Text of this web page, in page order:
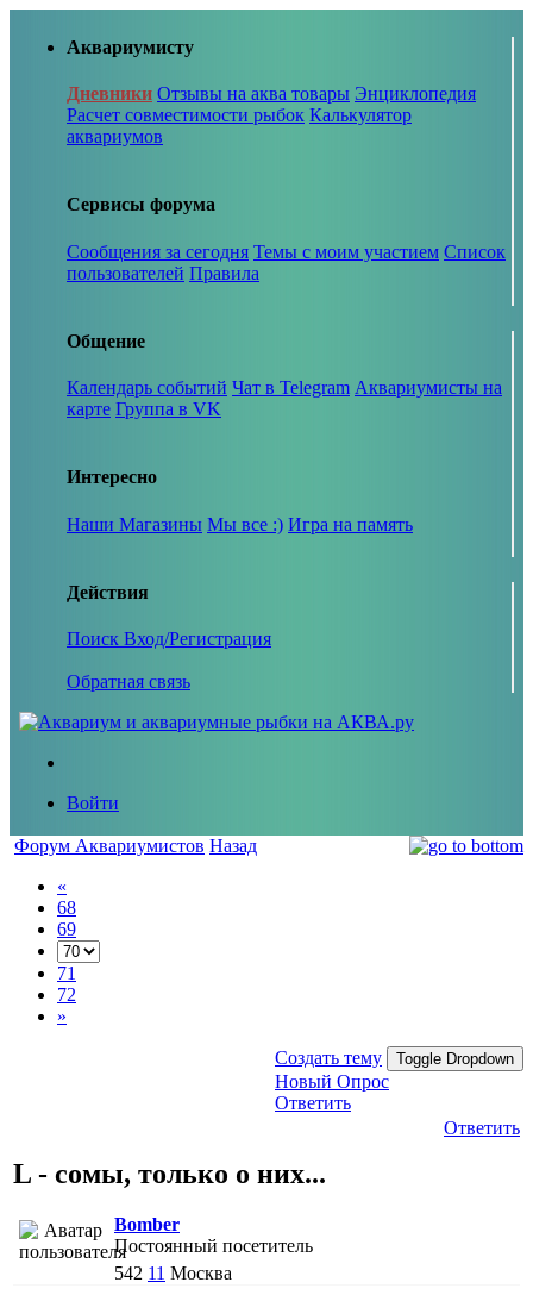
Аквариумисту
Дневники Отзывы на аква товары Энциклопедия
Расчет совместимости рыбок Калькулятор
аквариумов
Сервисы форума
Сообщения за сегодня Темы с моим участием Список
пользователей Правила
Общение
Календарь событий Чат в Telegram Аквариумисты на
карте Группа в VK
Интересно
Наши Магазины Мы все :) Игра на память
Действия
Поиск Вход/Регистрация
Обратная связь
Войти
Форум Аквариумистов Назад
«
68
69
71
72
»
Создать тему Toggle Dropdown
Новый Опрос
Ответить
Ответить
L - сомы, только о них...
Bomber
Постоянный посетитель
542 11 Москва